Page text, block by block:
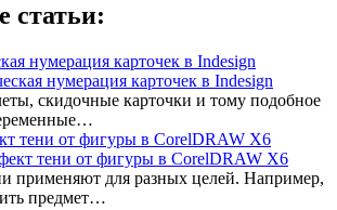
статьи:
нумерация карточек в Indesign
скидочные карточки и тому подобное
тени от фигуры в CorelDRAW X6
применяют для разных целей. Например,
предмет…